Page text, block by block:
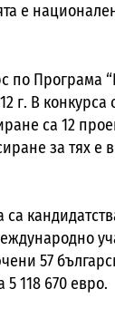
е
по Програма
г. В конкурса
са 12
за тях е
са
57
118 670 евро.